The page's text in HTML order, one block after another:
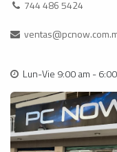
744 486 5424
Lun-Vie 9:00 am -